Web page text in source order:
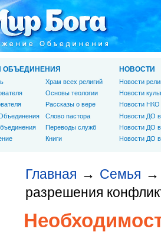
Главная → Семья →
разрешения
ОБЪЕДИНЕНИЯ
Храм всех религий
Основы теологии
Рассказы о вере
Слово пастора
Переводы служб
Книги
НОВОСТИ
Новости
Новости
Новости НКО
Новости ДО
Новости ДО
Новости ДО